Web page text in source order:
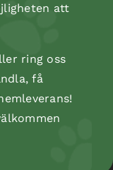
att
ring oss
få